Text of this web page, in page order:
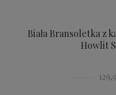
Biała Bransoletka z
Howlit